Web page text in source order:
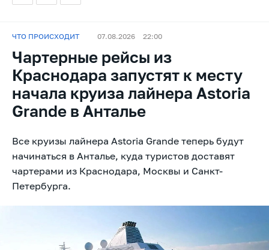
ЧТО ПРОИСХОДИТ 07.08.2026 22:00
Чартерные рейсы из
Краснодара запустят к месту
начала круиза лайнера Astoria
Grande в Анталье
Все круизы лайнера Astoria Grande теперь будут
начинаться в Анталье, куда туристов доставят
чартерами из Краснодара, Москвы и Санкт-
Петербурга.